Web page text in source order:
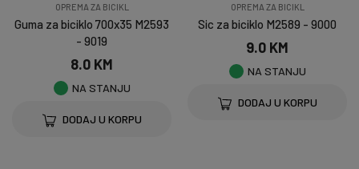
OPREMA ZA BICIKL
Guma za biciklo 700x35 M2593
- 9019
8.0 KM
NA STANJU
DODAJ U KORPU
OPREMA ZA BICIKL
Sic za biciklo M2589 - 9000
9.0 KM
NA STANJU
DODAJ U KORPU